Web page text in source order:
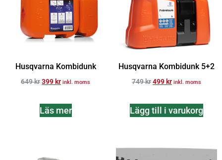
Husqvarna Kombidunk
649kr399 kr inkl. moms
Läs mer
Husqvarna Kombidunk 5+2
749kr499 kr inkl. moms
Lägg till i varukorg